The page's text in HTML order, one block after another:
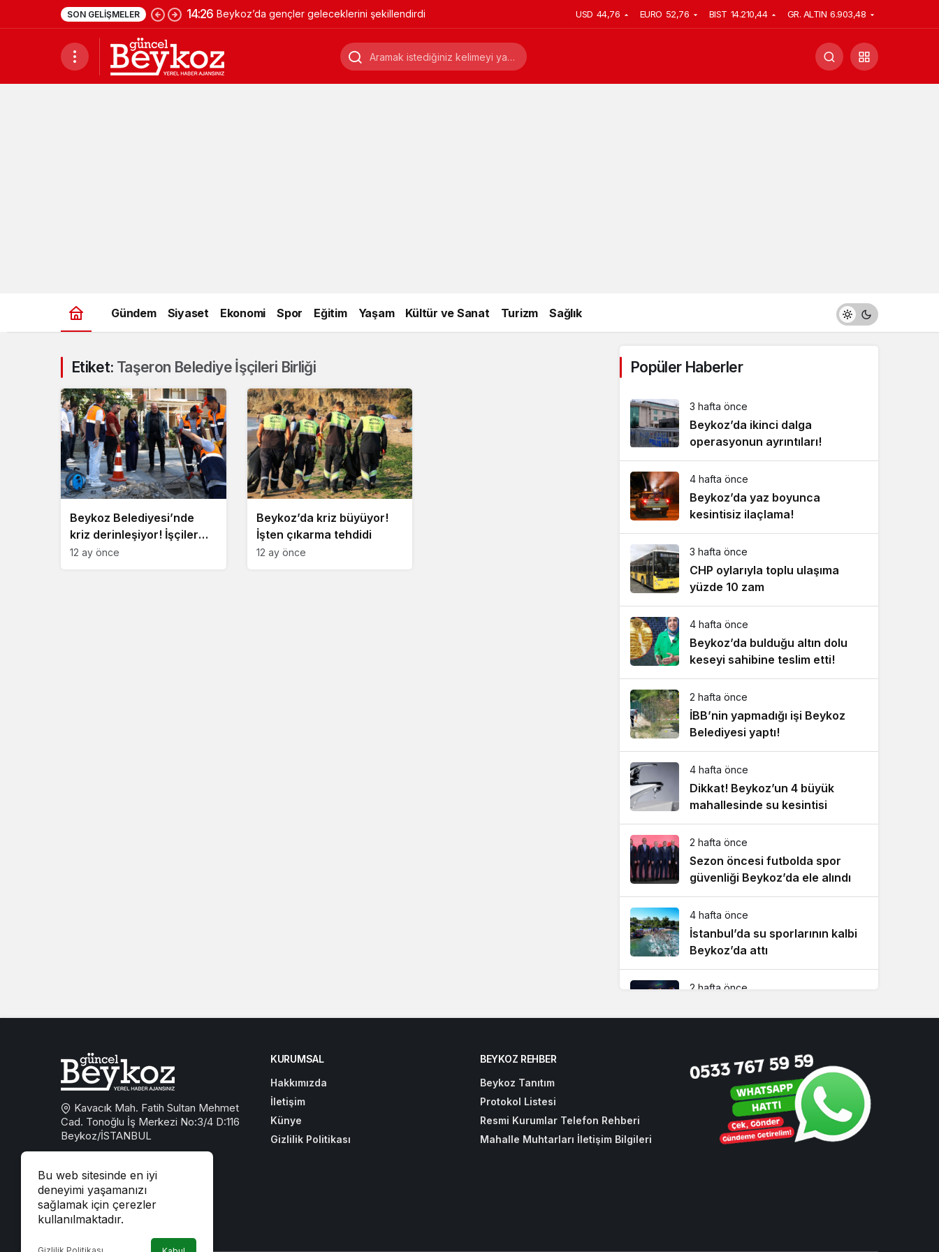
SON GELIŞMELER 14:26 Beykoz’da gençler geleceklerini şekillendirdi USD 44,76 EURO 52,76 BIST 14.210,44 GR. ALTIN 6.903,48
Gündem Siyaset Ekonomi Spor Eğitim Yaşam Kültür ve Sanat Turizm Sağlık
Etiket: Taşeron Belediye İşçileri Birliği
Beykoz Belediyesi’nde
kriz derinleşiyor! İşçiler
tepkili
12 ay önce
Beykoz’da kriz büyüyor!
İşten çıkarma tehdidi
12 ay önce
Popüler Haberler
3 hafta önce
Beykoz’da ikinci dalga
operasyonun ayrıntıları!
4 hafta önce
Beykoz’da yaz boyunca
kesintisiz ilaçlama!
3 hafta önce
CHP oylarıyla toplu ulaşıma
yüzde 10 zam
4 hafta önce
Beykoz’da bulduğu altın dolu
keseyi sahibine teslim etti!
2 hafta önce
İBB’nin yapmadığı işi Beykoz
Belediyesi yaptı!
4 hafta önce
Dikkat! Beykoz’un 4 büyük
mahallesinde su kesintisi
2 hafta önce
Sezon öncesi futbolda spor
güvenliği Beykoz’da ele alındı
4 hafta önce
İstanbul’da su sporlarının kalbi
Beykoz’da attı
2 hafta önce
4 hafta önce
Beykoz Başkan Vekili Özlem
Vural Gürzel’den çarpıcı
açıklamalar!
Bu web sitesinde en iyi
deneyimi yaşamanızı
sağlamak için çerezler
kullanılmaktadır.
Kavacık Mah. Fatih Sultan Mehmet
Cad. Tonoğlu İş Merkezi No:3/4 D:116
Beykoz/İSTANBUL
beykozguncel@gmail.com
iletisim@beykozguncel.com
KURUMSAL
Hakkımızda
İletişim
Künye
Gizlilik Politikası
BEYKOZ REHBER
Beykoz Tanıtım
Protokol Listesi
Resmi Kurumlar Telefon Rehberi
Mahalle Muhtarları İletişim Bilgileri